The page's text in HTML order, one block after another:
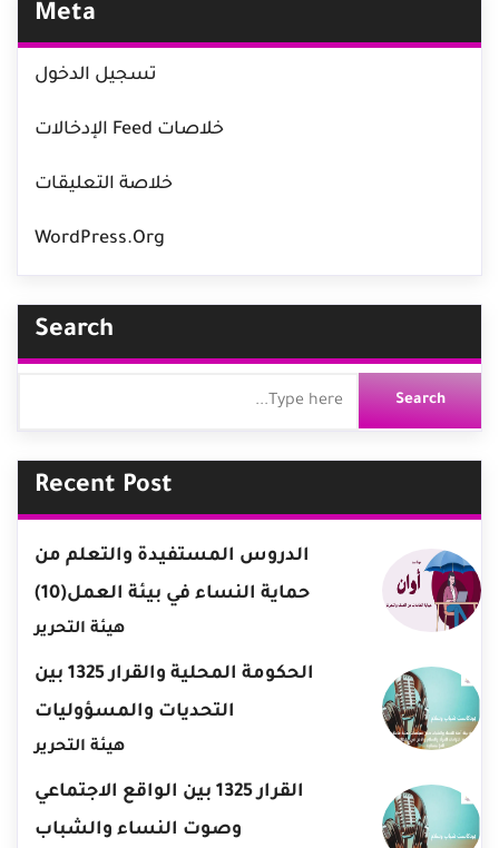
Meta
تسجيل الدخول
خلاصات Feed الإدخالات
خلاصة التعليقات
WordPress.org
Search
Recent Post
الدروس المستفيدة والتعلم من
حماية النساء في بيئة العمل(10)
هيئة التحرير
الحكومة المحلية والقرار 1325 بين
التحديات والمسؤوليات
هيئة التحرير
القرار 1325 بين الواقع الاجتماعي
وصوت النساء والشباب